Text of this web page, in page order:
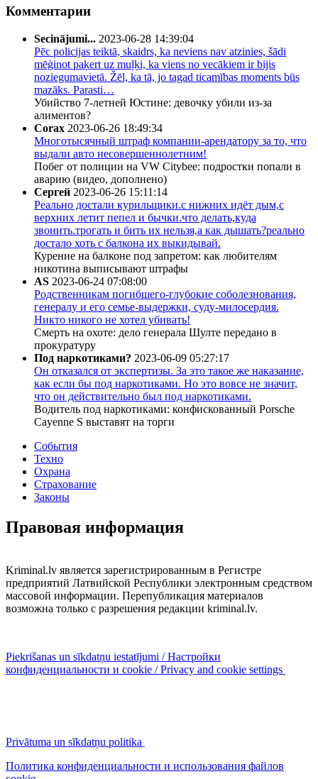
Комментарии
Secinājumi... 2023-06-28 14:39:04
Pēc policijas teiktā, skaidrs, ka neviens nav atzinies, šādi
mēģinot paķert uz muļķi, ka viens no vecākiem ir bijis
noziegumavietā. Žēl, ka tā, jo tagad ticamības moments būs
mazāks. Parasti…
Убийство 7-летней Юстине: девочку убили из-за
алиментов?
Corax 2023-06-26 18:49:34
Многотысячный штраф компании-арендатору за то, что
выдали авто несовершеннолетним!
Побег от полиции на VW Citybee: подростки попали в
аварию (видео, дополнено)
Сергей 2023-06-26 15:11:14
Реально достали курильщики.с нижних идёт дым,с
верхних летит пепел и бычки.что делать,куда
звонить.трогать и бить их нельзя,а как дышать?реально
достало хоть с балкона их выкидывай.
Курение на балконе под запретом: как любителям
никотина выписывают штрафы
AS 2023-06-24 07:08:00
Родственникам погибшего-глубокие соболезнования,
генералу и его семье-выдержки, суду-милосердия.
Никто никого не хотел убивать!
Смерть на охоте: дело генерала Шулте передано в
прокуратуру
Под наркотиками? 2023-06-09 05:27:17
Он отказался от экспертизы. За это такое же наказание,
как если бы под наркотиками. Но это вовсе не значит,
что он действительно был под наркотиками.
Водитель под наркотиками: конфискованный Porsche
Cayenne S выставят на торги
События
Техно
Охрана
Страхование
Законы
Правовая информация
Kriminal.lv является зарегистрированным в Регистре
предприятий Латвийской Республики электронным средством
массовой информации. Перепубликация материалов
возможна только с разрешения редакции kriminal.lv.
Piekrišanas un sīkdatņu iestatījumi / Настройки
конфиденциальности и cookie / Privacy and cookie settings
Privātuma un sīkdatņu politika
Политика конфиденциальности и использования файлов